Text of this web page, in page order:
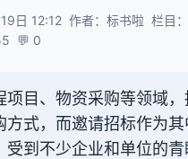
日 12:12 作者：标书啦 栏目：
💬 0
项目、物资采购等领域
方式，而邀请招标作为
受到不少企业和单位的